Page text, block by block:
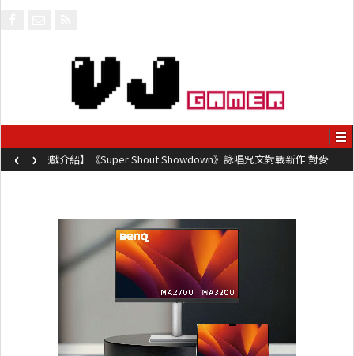
【遊戲新聞】《火線獵殺：野境》25週年免費DLC更新 追加大量內
容同時系舊作限時超平價折扣
‹ ›